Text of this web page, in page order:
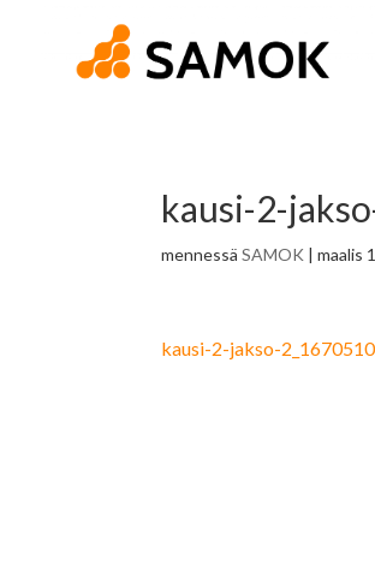
kausi-2-
mennessäSAMOK |maalis
kausi-2-jakso-